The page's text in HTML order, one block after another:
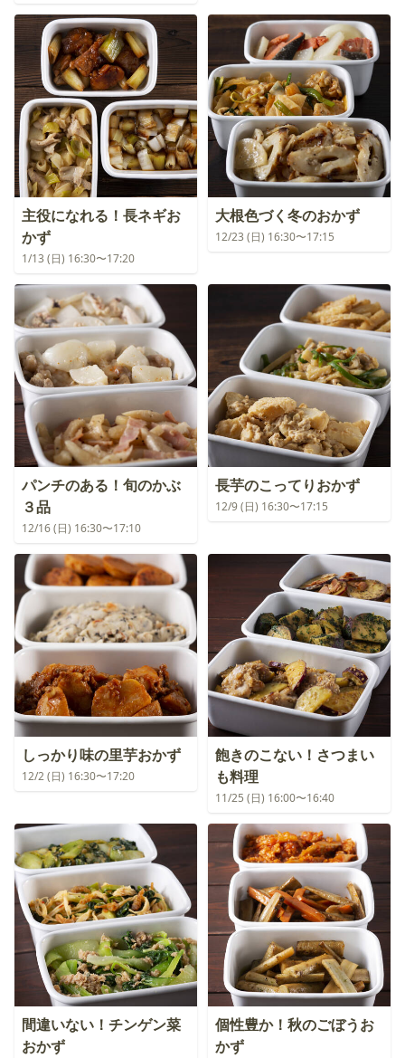
主役になれる！長ネギお
かず
1/13 (日) 16:30〜17:20
大根色づく冬のおかず
12/23 (日) 16:30〜17:15
パンチのある！旬のかぶ
３品
12/16 (日) 16:30〜17:10
長芋のこってりおかず
12/9 (日) 16:30〜17:15
しっかり味の里芋おかず
12/2 (日) 16:30〜17:20
飽きのこない！さつまい
も料理
11/25 (日) 16:00〜16:40
間違いない！チンゲン菜
おかず
個性豊か！秋のごぼうお
かず